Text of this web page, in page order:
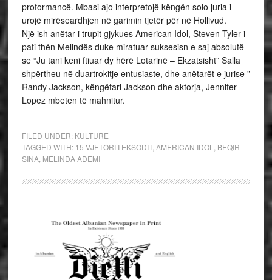
proformancë. Mbasi ajo interpretojë këngën solo juria i
urojë mirëseardhjen në garimin tjetër për në Hollivud.
Një ish anëtar i trupit gjykues American Idol, Steven Tyler i
pati thën Melindës duke miratuar suksesisn e saj absolutë
se “Ju tani keni ftiuar dy hërë Lotarinë – Ekzatsisht” Salla
shpërtheu në duartrokitje entusiaste, dhe anëtarët e jurise ”
Randy Jackson, këngëtari Jackson dhe aktorja, Jennifer
Lopez mbeten të mahnitur.
FILED UNDER: KULTURE
TAGGED WITH: 15 VJETORI I EKSODIT, AMERICAN IDOL
BEQIR
SINA, MELINDA ADEMI